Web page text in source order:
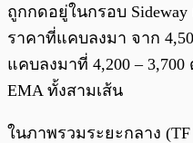
ถูกกดอยู่ในกรอบ
ราคาที่แคบลงมา จาก
แคบลงมาที่ 4,200 –
EMA ทั้งสามเส้น
ในภาพรวมระยะกลาง (TF